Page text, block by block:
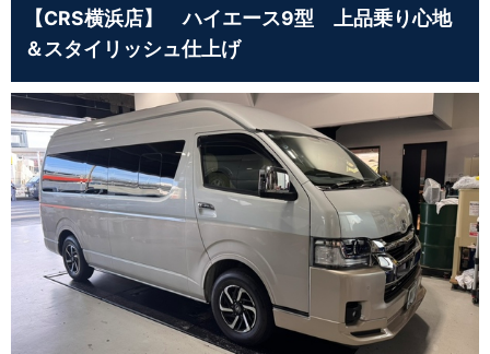
【CRS横浜店】 ハイエース9型 上品乗り心地
＆スタイリッシュ仕上げ